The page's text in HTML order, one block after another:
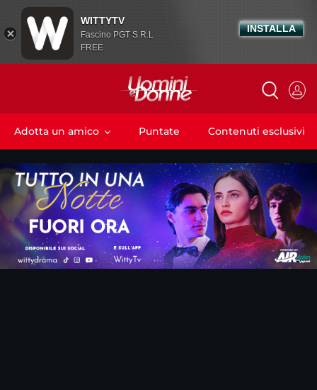
Adotta un amico Puntate Contenuti esclusivi
WITTYTV
Fascino PGT S.R.L
FREE
INSTALLA